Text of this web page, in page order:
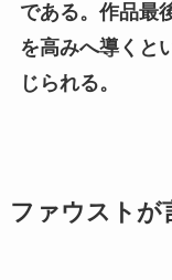
である。作品最
を高みへ導くと
じられる。
ファウストが